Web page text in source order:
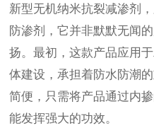
新型无机纳米抗裂减渗剂
防渗剂，它并非默默无闻
扬。最初，这款产品应用
体建设，承担着防水防潮
简便，只需将产品通过内
能发挥强大的功效。